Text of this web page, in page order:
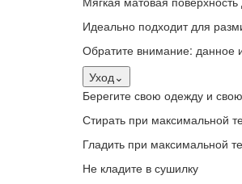
Идеально подходит для
Обратите внимание: данное
Уход ⌄
Берегите свою одежду и
Стирать при максимальной
Гладить при максимальной
Не кладите в сушилку